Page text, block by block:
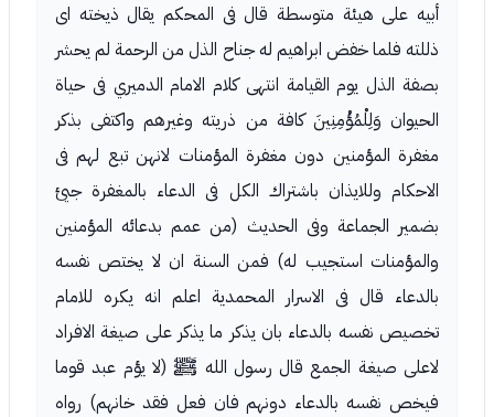
أبيه على هيئة متوسطة قال فى المحكم يقال ذيخته اى
ذللته فلما خفض ابراهيم له جناح الذل من الرحمة لم يحشر
بصفة الذل يوم القيامة انتهى كلام الامام الدميري فى حياة
الحيوان وَلِلْمُؤْمِنِينَ كافة من ذريته وغيرهم واكتفى بذكر
مغفرة المؤمنين دون مغفرة المؤمنات لانهن تبع لهم فى
الاحكام وللايذان باشتراك الكل فى الدعاء بالمغفرة جيئ
بضمير الجماعة وفى الحديث (من عمم بدعائه المؤمنين
والمؤمنات استجيب له) فمن السنة ان لا يختص نفسه
بالدعاء قال فى الاسرار المحمدية اعلم انه يكره للامام
تخصيص نفسه بالدعاء بان يذكر ما يذكر على صيغة الافراد
لاعلى صيغة الجمع قال رسول الله ﷺ (لا يؤم عبد قوما
فيخص نفسه بالدعاء دونهم فان فعل فقد خانهم) رواه